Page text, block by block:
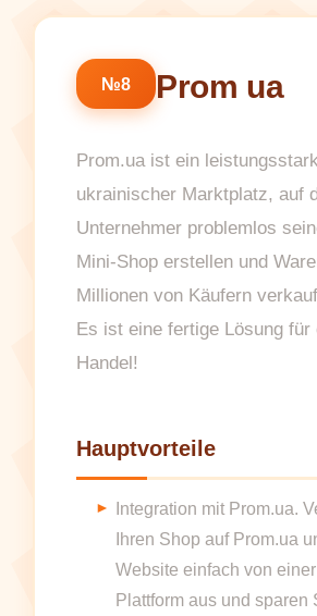
№8 Prom ua
Prom.ua ist ein
ukrainischer Marktplatz, auf
Unternehmer problemlos
Mini-Shop erstellen und
Millionen von Käufern
Es ist eine fertige Lösung für
Handel!
Hauptvorteile
Integration mit Prom.ua.
Ihren Shop auf Prom.ua
Website einfach von
Plattform aus und sparen